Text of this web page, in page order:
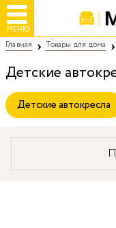
МЕНЮ
Главная Товары для дома
Детские
Детские автокресла